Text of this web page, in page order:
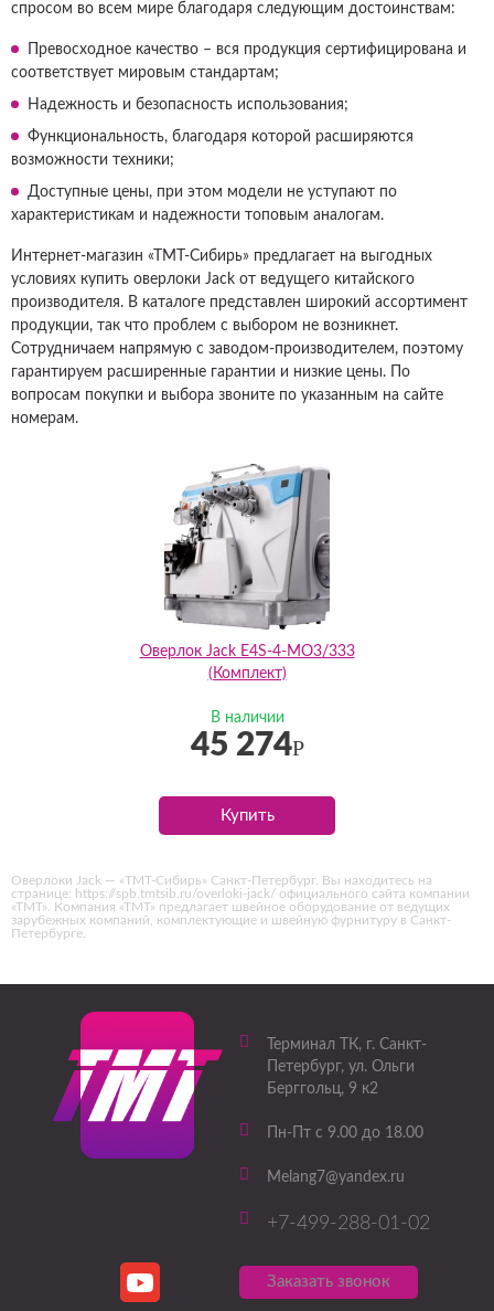
спросом во всем мире благодаря следующим достоинствам:
Превосходное качество – вся продукция сертифицирована и
соответствует мировым стандартам;
Надежность и безопасность использования;
Функциональность, благодаря которой расширяются
возможности техники;
Доступные цены, при этом модели не уступают по
характеристикам и надежности топовым аналогам.
Интернет-магазин «ТМТ-Сибирь» предлагает на выгодных
условиях купить оверлоки Jack от ведущего китайского
производителя. В каталоге представлен широкий ассортимент
продукции, так что проблем с выбором не возникнет.
Сотрудничаем напрямую с заводом-производителем, поэтому
гарантируем расширенные гарантии и низкие цены. По
вопросам покупки и выбора звоните по указанным на сайте
номерам.
Оверлок Jack E4S-4-MO3/333
(Комплект)
В наличии
45 274Р
Купить
Оверлоки Jack — «ТМТ-Сибирь» Санкт-Петербург. Вы находитесь на
странице: https://spb.tmtsib.ru/overloki-jack/ официального сайта компании
«ТМТ». Компания «ТМТ» предлагает швейное оборудование от ведущих
зарубежных компаний, комплектующие и швейную фурнитуру в Санкт-
Петербурге.
Терминал ТК, г. Санкт-
Петербург, ул. Ольги
Берггольц, 9 к2
Пн-Пт с 9.00 до 18.00
Melang7@yandex.ru
+7-499-288-01-02
Заказать звонок